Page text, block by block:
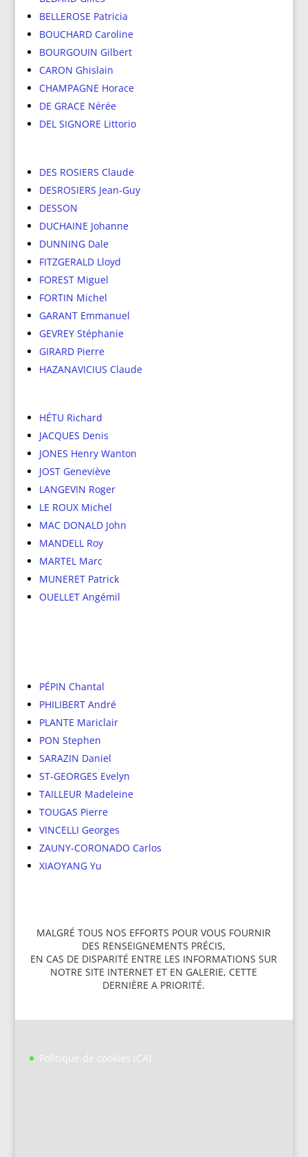
BELLEROSE Patricia
BOUCHARD Caroline
BOURGOUIN Gilbert
CARON Ghislain
CHAMPAGNE Horace
DE GRACE Nérée
DEL SIGNORE Littorio
DES ROSIERS Claude
DESROSIERS Jean-Guy
DESSON
DUCHAINE Johanne
DUNNING Dale
FITZGERALD Lloyd
FOREST Miguel
FORTIN Michel
GARANT Emmanuel
GEVREY Stéphanie
GIRARD Pierre
HAZANAVICIUS Claude
HÉTU Richard
JACQUES Denis
JONES Henry Wanton
JOST Geneviève
LANGEVIN Roger
LE ROUX Michel
MAC DONALD John
MANDELL Roy
MARTEL Marc
MUNERET Patrick
OUELLET Angémil
PÉPIN Chantal
PHILIBERT André
PLANTE Mariclair
PON Stephen
SARAZIN Daniel
ST-GEORGES Evelyn
TAILLEUR Madeleine
TOUGAS Pierre
VINCELLI Georges
ZAUNY-CORONADO Carlos
XIAOYANG Yu
MALGRÉ TOUS NOS EFFORTS POUR VOUS FOURNIR
DES RENSEIGNEMENTS PRÉCIS,
EN CAS DE DISPARITÉ ENTRE LES INFORMATIONS SUR
NOTRE SITE INTERNET ET EN GALERIE, CETTE
DERNIÈRE A PRIORITÉ.
Politique de cookies (CA)